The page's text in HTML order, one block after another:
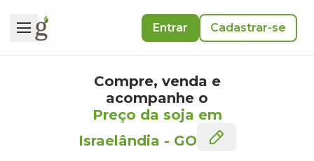
Entrar Cadastrar-se
Compre, venda e
acompanhe o
Preço da soja em
Israelândia - GO